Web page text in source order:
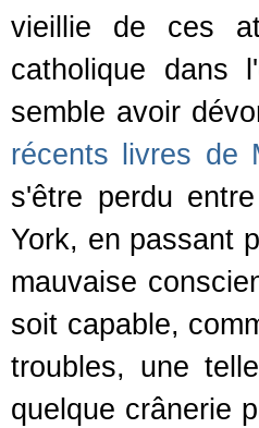
vieillie de ces
catholique dans
semble avoir
récents livres de
s'être perdu
York, en passant
mauvaise
soit capable,
troubles, une
quelque crânerie